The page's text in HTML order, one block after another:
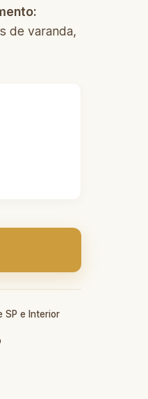
de varanda,
SP e Interior